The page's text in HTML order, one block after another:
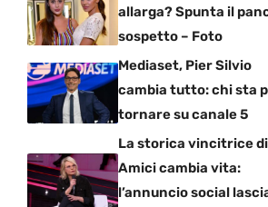
allarga? Spunta il
sospetto – Foto
Mediaset, Pier Silvio
cambia tutto: chi sta
tornare su canale 5
La storica vincitrice di
Amici cambia vita:
l’annuncio social